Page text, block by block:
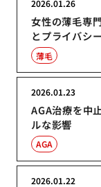
女性の薄毛専
とプライバシー
2026.01.26
薄毛
AGA治療を中
ルな影響
2026.01.23
AGA
2026.01.22